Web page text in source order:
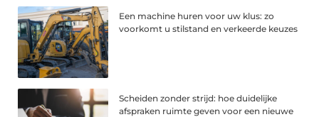
Een machine huren voor uw klus: zo
voorkomt u stilstand en verkeerde keuzes
Scheiden zonder strijd: hoe duidelijke
afspraken ruimte geven voor een nieuwe